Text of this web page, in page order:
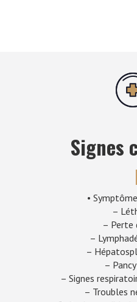
Signes
•
–
– Perte
–
–
–
– Signes
– Troubles